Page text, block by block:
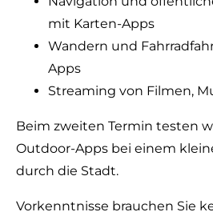
mit Karten-Apps
Wandern und
Apps
Streaming von Filmen,
Beim zweiten Termin testen
Outdoor-Apps bei einem
durch die Stadt.
Vorkenntnisse brauchen Sie